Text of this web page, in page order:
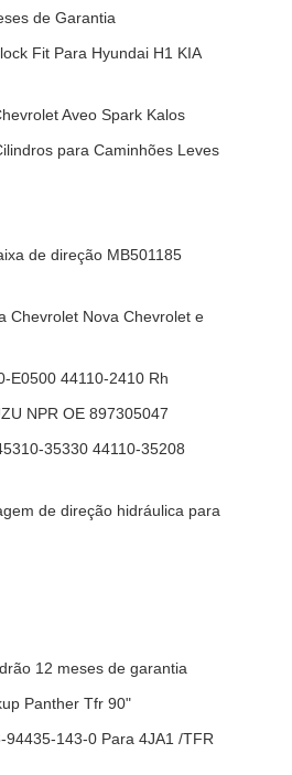
de Garantia
Fit Para Hyundai H1 KIA
Aveo Spark Kalos
para Caminhões Leves
de direção MB501185
Chevrolet Nova Chevrolet e
E0500 44110-2410 Rh
NPR OE 897305047
35330 44110-35208
de direção hidráulica para
12 meses de garantia
Panther Tfr 90"
143-0 Para 4JA1 /TFR